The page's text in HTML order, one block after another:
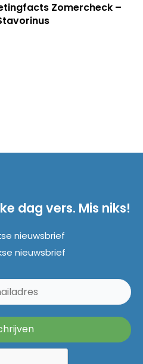
Zomercheck –
dag vers. Mis niks!
nieuwsbrief
nieuwsbrief